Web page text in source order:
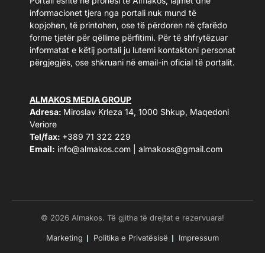
informacionet tjera nga portali nuk mund të
kopjohen, të printohen, ose të përdoren në çfarëdo
forme tjetër për qëllime përfitimi. Për të shfrytëzuar
informatat e këtij portali ju lutemi kontaktoni personat
përgjegjës, ose shkruani në email-in oficial të portalit.
ALMAKOS MEDIA GROUP
Adresa: Miroslav Krleza 14, 1000 Shkup, Maqedoni
Veriore
Tel/fax: +389 71 322 229
Email: info@almakos.com almakoss@gmail.com
© 2026 Almakos. Të gjitha të drejtat e rezervuara!
Marketing Politika e Privatësisë Impressum